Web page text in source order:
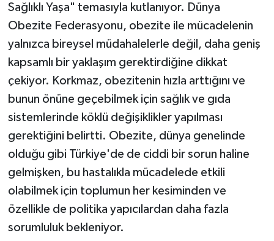
Sağlıklı Yaşa" temasıyla kutlanıyor. Dünya
Obezite Federasyonu, obezite ile mücadelenin
yalnızca bireysel müdahalelerle değil, daha geniş
kapsamlı bir yaklaşım gerektirdiğine dikkat
çekiyor. Korkmaz, obezitenin hızla arttığını ve
bunun önüne geçebilmek için sağlık ve gıda
sistemlerinde köklü değişiklikler yapılması
gerektiğini belirtti. Obezite, dünya genelinde
olduğu gibi Türkiye'de de ciddi bir sorun haline
gelmişken, bu hastalıkla mücadelede etkili
olabilmek için toplumun her kesiminden ve
özellikle de politika yapıcılardan daha fazla
sorumluluk bekleniyor.